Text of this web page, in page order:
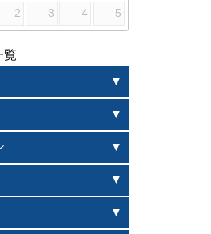
2 3 4 5
覧